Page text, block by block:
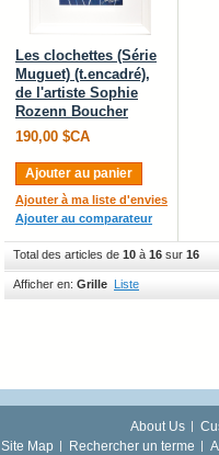
Les clochettes (Série
Muguet) (t.encadré),
de l'artiste Sophie
Rozenn Boucher
190,00 $CA
Ajouter au panier
Ajouter à ma liste d'envies
Ajouter au comparateur
Total des articles de 10 à 16 sur 16
Afficher en: Grille Liste
About Us
Site Map
Rechercher un terme